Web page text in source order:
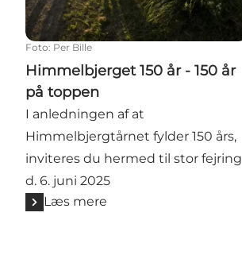
Foto: Per Bille
Himmelbjerget 150 år - 150 år
på toppen
I anledningen af at
Himmelbjergtårnet fylder 150 års,
inviteres du hermed til stor fejring
d. 6. juni 2025
Læs mere